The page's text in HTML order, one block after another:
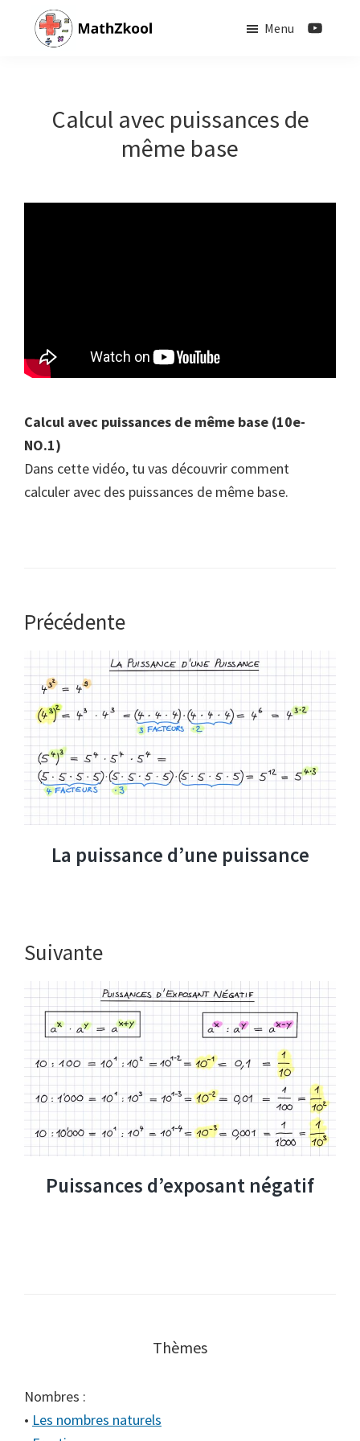
Passer
Menu
Calcul avec puissances de
même base
Calcul avec puissances de même base (10e-
NO.1)
Dans cette vidéo, tu vas découvrir comment
calculer avec des puissances de même base.
Précédente
La puissance d’une puissance
Suivante
Puissances d’exposant négatif
Thèmes
Nombres :
• Les nombres naturels